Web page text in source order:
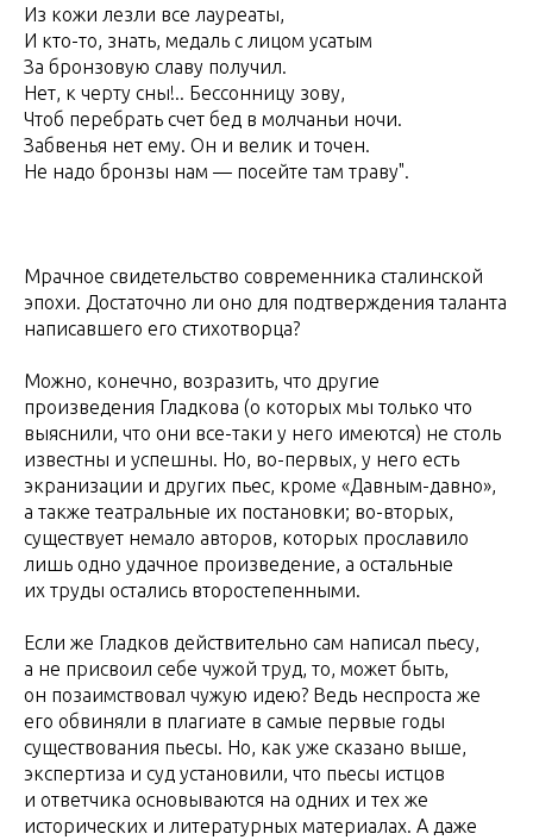
Из кожи лезли все лауреаты,
И кто-то, знать, медаль с лицом усатым
За бронзовую славу получил.
Нет, к черту сны!.. Бессонницу зову,
Чтоб перебрать счет бед в молчаньи ночи.
Забвенья нет ему. Он и велик и точен.
Не надо бронзы нам — посейте там траву".
Мрачное свидетельство современника сталинской
эпохи. Достаточно ли оно для подтверждения таланта
написавшего его стихотворца?
Можно, конечно, возразить, что другие
произведения Гладкова (о которых мы только что
выяснили, что они все-таки у него имеются) не столь
известны и успешны. Но, во-первых, у него есть
экранизации и других пьес, кроме «Давным-давно»,
а также театральные их постановки; во-вторых,
существует немало авторов, которых прославило
лишь одно удачное произведение, а остальные
их труды остались второстепенными.
Если же Гладков действительно сам написал пьесу,
а не присвоил себе чужой труд, то, может быть,
он позаимствовал чужую идею? Ведь неспроста же
его обвиняли в плагиате в самые первые годы
существования пьесы. Но, как уже сказано выше,
экспертиза и суд установили, что пьесы истцов
и ответчика основываются на одних и тех же
исторических и литературных материалах. А даже